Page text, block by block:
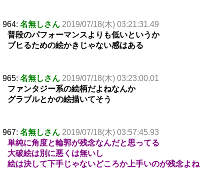
964: 名無しさん 2019/07/18(木) 03:21:31.49
普段のパフォーマンスよりも低いというか
ブヒるための絵かきじゃない感はある
965: 名無しさん 2019/07/18(木) 03:23:00.01
ファンタジー系の絵柄だよねなんか
グラブルとかの絵描いてそう
967: 名無しさん 2019/07/18(木) 03:57:45.93
単純に角度と輪郭が残念なんだと思ってる
大破絵は別に悪くは無いし
絵は決して下手じゃないどころか上手いのが残念よね